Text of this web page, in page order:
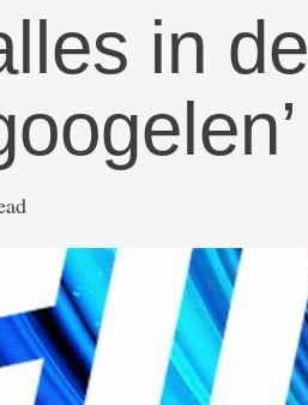
in de